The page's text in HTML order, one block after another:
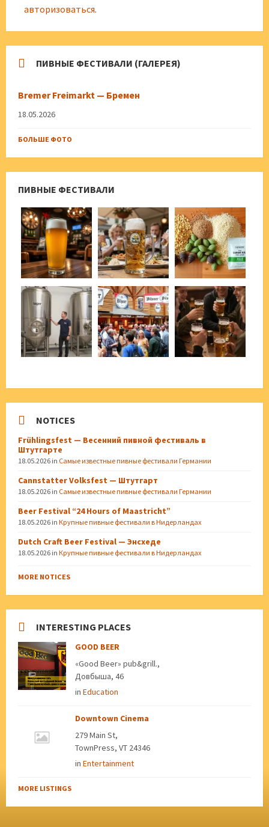
авторизоваться.
ПИВНЫЕ ФЕСТИВАЛИ (ГАЛЕРЕЯ)
Bremer Freimarkt — Бремен
18.05.2026
БОЛЬШЕ ФОТО
ПИВНЫЕ ФЕСТИВАЛИ
NOTICES
Frühlingsfest — Весенний пивной фестиваль в
Штутгарте
18.05.2026 in Самые известные пивные фестивали Германии
Cannstatter Volksfest — Штутгарт
18.05.2026 in Самые известные пивные фестивали Германии
Beer Festival “24 Hours of Maastricht”
18.05.2026 in Крупные пивные фестивали в Нидерландах
Dutch Craft Beer Festival — Энсхеде
18.05.2026 in Крупные пивные фестивали в Нидерландах
MORE NOTICES
INTERESTING PLACES
GOOD BEER
«Good Beer» pub&grill.,
Довбыша, 46
in Education
Downtown Cinema
279 Main St,
TownPress, VT 24346
in Entertainment
MORE LISTINGS